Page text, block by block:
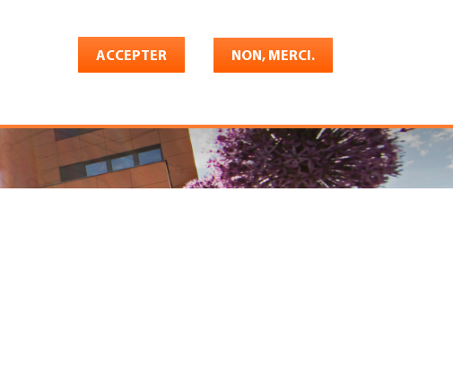
ACCEPTER NON, MERCI.
Shop Konto Français